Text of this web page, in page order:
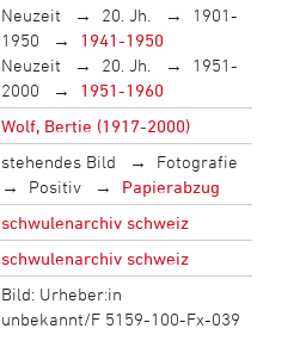
Neuzeit 20. Jh.
1901-
1950
1941-1950
Neuzeit
20. Jh.
1951-
2000
1951-1960
Wolf, Bertie (1917-2000)
stehendes Bild
Fotografie
Positiv
Papierabzug
schwulenarchiv schweiz
schwulenarchiv schweiz
Bild: Urheber:in
unbekannt/F 5159-100-Fx-039